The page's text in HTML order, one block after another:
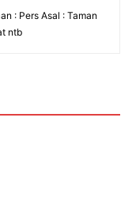
: Pers Asal : Taman
ntb